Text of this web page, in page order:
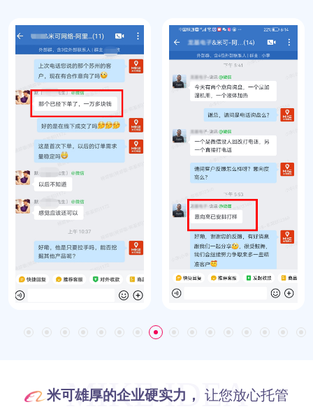
MIKE IDEA
米可雄厚的企业硬实力， 让您放心托管